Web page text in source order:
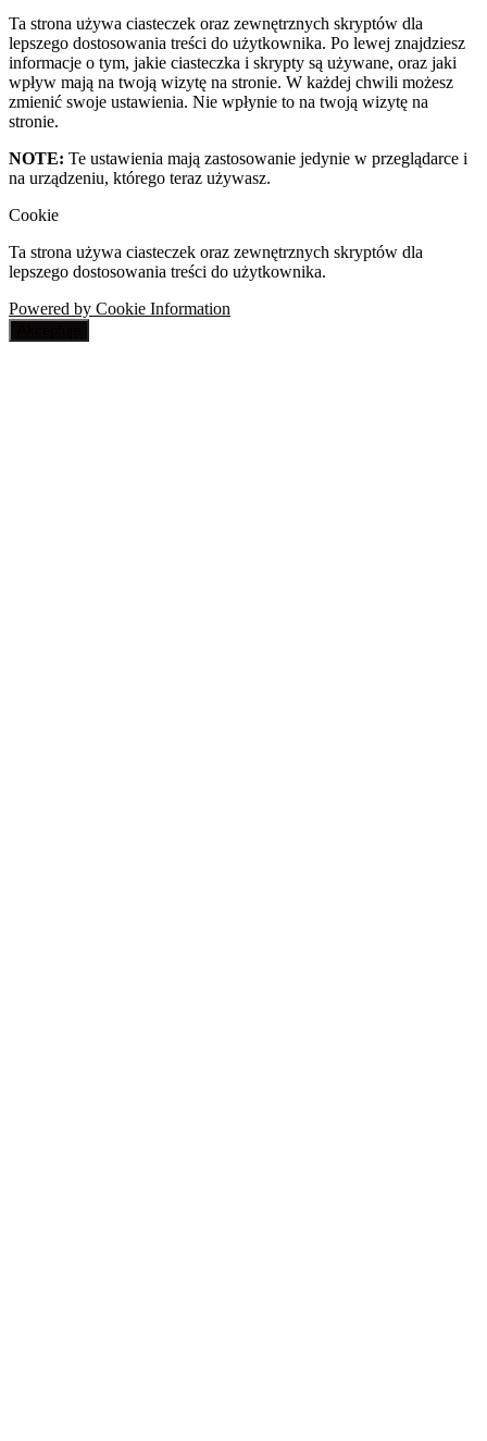
Ta strona używa ciasteczek oraz zewnętrznych skryptów dla
lepszego dostosowania treści do użytkownika. Po lewej znajdziesz
informacje o tym, jakie ciasteczka i skrypty są używane, oraz jaki
wpływ mają na twoją wizytę na stronie. W każdej chwili możesz
zmienić swoje ustawienia. Nie wpłynie to na twoją wizytę na
stronie.
NOTE: Te ustawienia mają zastosowanie jedynie w przeglądarce i
na urządzeniu, którego teraz używasz.
Cookie
Ta strona używa ciasteczek oraz zewnętrznych skryptów dla
lepszego dostosowania treści do użytkownika.
Powered by Cookie Information